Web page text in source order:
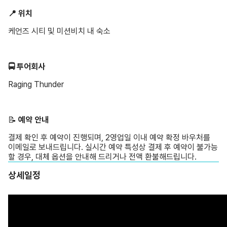
📍 위치
케언즈 시티 및 미션비치 내 숙소
🚍 투어회사
Raging Thunder
📝 ️ 예약 안내
결제 확인 후 예약이 진행되며, 2영업일 이내 예약 확정 바우처를
이메일로 보내드립니다. 실시간 예약 특성상 결제 후 예약이 불가능
할 경우, 대체 옵션을 안내해 드리거나 전액 환불해드립니다.
상세일정